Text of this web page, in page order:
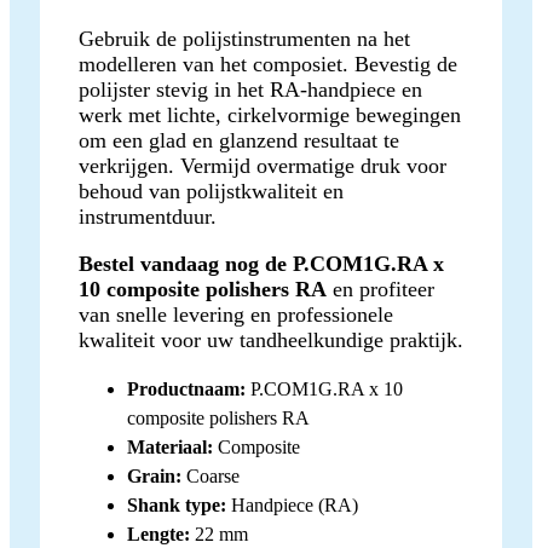
Gebruik de polijstinstrumenten na het
modelleren van het composiet. Bevestig de
polijster stevig in het RA-handpiece en
werk met lichte, cirkelvormige bewegingen
om een glad en glanzend resultaat te
verkrijgen. Vermijd overmatige druk voor
behoud van polijstkwaliteit en
instrumentduur.
Bestel vandaag nog de P.COM1G.RA x
10 composite polishers RA en profiteer
van snelle levering en professionele
kwaliteit voor uw tandheelkundige praktijk.
Productnaam: P.COM1G.RA x 10
composite polishers RA
Materiaal: Composite
Grain: Coarse
Shank type: Handpiece (RA)
Lengte: 22 mm